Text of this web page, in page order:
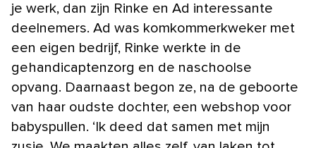
je werk, dan zijn Rinke en Ad interessante
deelnemers. Ad was komkommerkweker met
een eigen bedrijf, Rinke werkte in de
gehandicaptenzorg en de naschoolse
opvang. Daarnaast begon ze, na de geboorte
van haar oudste dochter, een webshop voor
babyspullen. ‘Ik deed dat samen met mijn